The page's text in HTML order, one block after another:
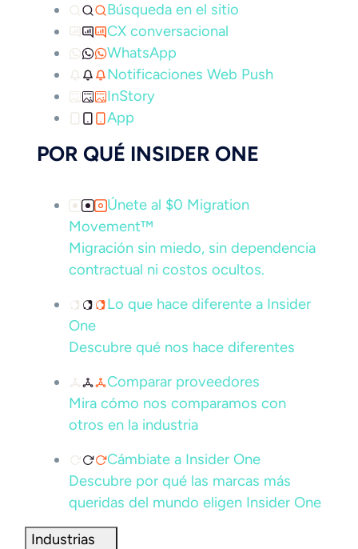
Búsqueda en el sitio
CX conversacional
WhatsApp
Notificaciones Web Push
InStory
App
POR QUÉ INSIDER ONE
Únete al $0 Migration
Movement™
Migración sin miedo, sin dependencia
contractual ni costos ocultos.
Lo que hace diferente a Insider
One
Descubre qué nos hace diferentes
Comparar proveedores
Mira cómo nos comparamos con
otros en la industria
Cámbiate a Insider One
Descubre por qué las marcas más
queridas del mundo eligen Insider One
Industrias